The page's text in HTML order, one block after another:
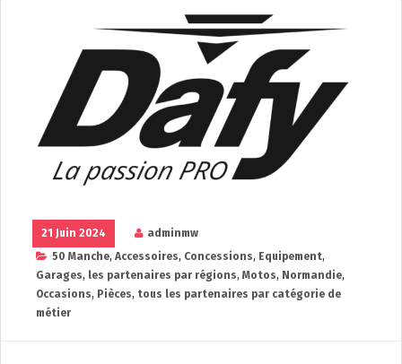
21 Juin 2024
adminmw
50 Manche, Accessoires, Concessions, Equipement,
Garages, les partenaires par régions, Motos, Normandie,
Occasions, Pièces, tous les partenaires par catégorie de
métier